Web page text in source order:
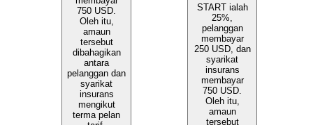
750 USD.
Oleh itu,
amaun
tersebut
dibahagikan
antara
pelanggan dan
syarikat
insurans
mengikut
terma pelan
START ialah
25%,
pelanggan
membayar
250 USD, dan
syarikat
insurans
membayar
750 USD.
Oleh itu,
amaun
tersebut